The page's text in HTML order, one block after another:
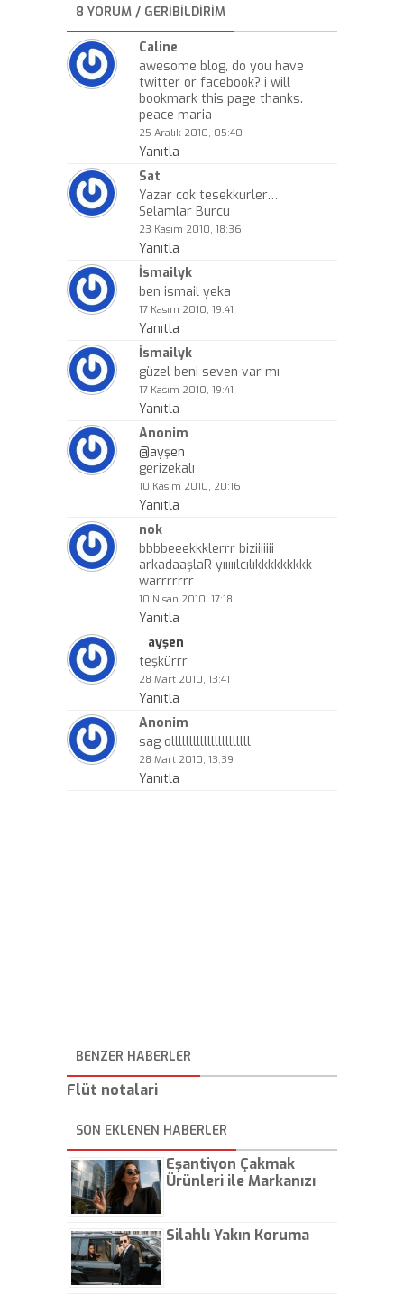
8 YORUM / GERIBILDIRIM
Caline
awesome blog, do you have
twitter or facebook? i will
bookmark this page thanks.
peace maria
25 Aralık 2010, 05:40
Yanıtla
Sat
Yazar cok tesekkurler…
Selamlar Burcu
23 Kasım 2010, 18:36
Yanıtla
İsmailyk
ben ismail yeka
17 Kasım 2010, 19:41
Yanıtla
İsmailyk
güzel beni seven var mı
17 Kasım 2010, 19:41
Yanıtla
Anonim
@ayşen
gerizekalı
10 Kasım 2010, 20:16
Yanıtla
nok
bbbbeeekkklerrr biziiiiiii
arkadaaşlaR yııııılcılıkkkkkkkkk
warrrrrrr
10 Nisan 2010, 17:18
Yanıtla
ayşen
teşkürrr
28 Mart 2010, 13:41
Yanıtla
Anonim
sag ollllllllllllllllllllll
28 Mart 2010, 13:39
Yanıtla
BENZER HABERLER
Flüt notalari
SON EKLENEN HABERLER
Eşantiyon Çakmak
Ürünleri ile Markanızı
Silahlı Yakın Koruma